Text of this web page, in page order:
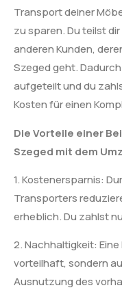
Transport deiner
zu sparen. Du teilst
anderen Kunden,
Szeged geht.
aufgeteilt und du
Kosten für einen
Die Vorteile einer
Szeged mit dem
1. Kostenersparnis:
Transporters
erheblich. Du zahlst
2. Nachhaltigkeit:
vorteilhaft, sondern
Ausnutzung des